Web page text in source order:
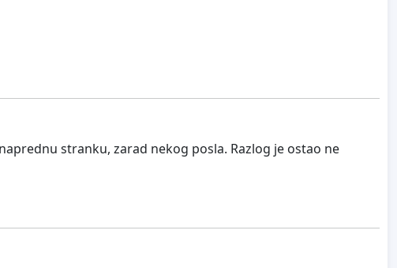
stranku, zarad nekog posla. Razlog je ostao ne